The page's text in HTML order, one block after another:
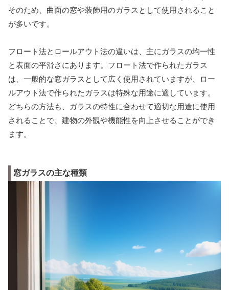
そのため、曲面の窓や装飾用のガラスとして使用されること
が多いです。
フロート法とロールアウト法の違いは、主にガラスの均一性
と表面の平滑さにあります。フロート法で作られたガラス
は、一般的な窓ガラスとして広く使用されていますが、ロー
ルアウト法で作られたガラスは特殊な用途に適しています。
どちらの方法も、ガラスの特性に合わせて適切な用途に使用
されることで、建物の外観や機能性を向上させることができ
ます。
窓ガラスの主な種類